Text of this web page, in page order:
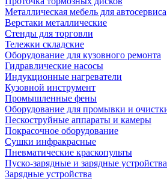
Металлическая мебель для автосервиса
Верстаки металлические
Стенды для торговли
Тележки складские
Оборудование для кузовного ремонта
Гидравлические насосы
Индукционные нагреватели
Кузовной инструмент
Промышленные фены
Оборудование для промывки и
Пескоструйные аппараты и камеры
Покрасочное оборудование
Сушки инфракрасные
Пневматические краскопульты
Пуско-зарядные и зарядные устройства
Зарядные устройства